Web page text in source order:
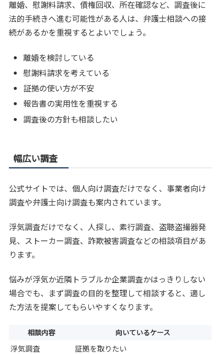
離婚、慰謝料請求、債権回収、所在確認など、調査後に
法的手続きへ進む可能性がある人は、弁護士相談への接
続があるかを重視するとよいでしょう。
離婚を検討している
慰謝料請求を考えている
証拠の使い方が不安
報告書の実用性を重視する
調査後の方針も相談したい
幅広い調査
公式サイトでは、個人向け調査だけでなく、事業者向け
調査や弁護士向け調査も案内されています。
浮気調査だけでなく、人探し、素行調査、盗聴盗撮器発
見、ストーカー調査、詐欺被害調査などの相談項目があ
ります。
悩みが浮気か近隣トラブルか企業調査かはっきりしない
場合でも、まず調査の目的を整理して相談すると、適し
た方法を提案してもらいやすくなります。
相談内容 向いているケース
浮気調査
証拠を取りたい